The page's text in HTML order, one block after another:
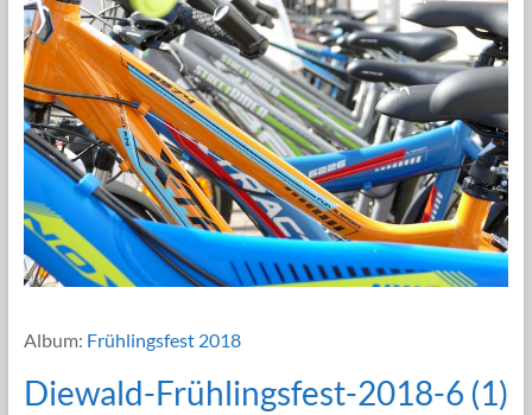
Album: Frühlingsfest 2018
Diewald-Frühlingsfest-2018-6 (1)